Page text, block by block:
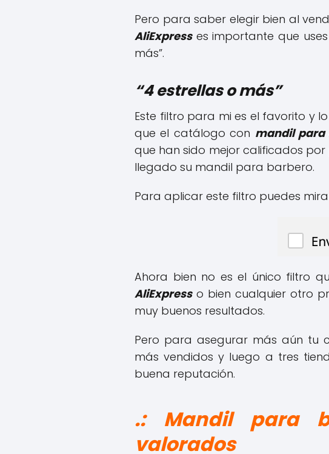
Pero para saber elegir bien al
AliExpresses importante que
más”.
“4 estrellas o más”
Este filtro para mi es el favorito y
que el catálogo con mandil para
que han sido mejor calificados
llegado su mandil para barbero.
Para aplicar este filtro puedes
Ahora bien no es el único filtro
AliExpresso bien cualquier otro
muy buenos resultados.
Pero para asegurar más aún tu
más vendidos y luego a tres
buena reputación.
.: Mandil para
valorados